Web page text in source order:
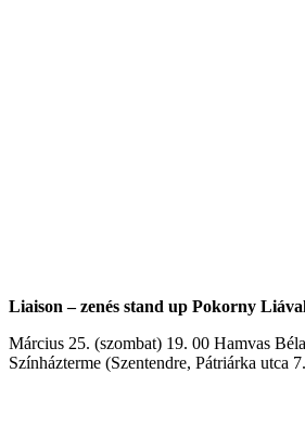
Liaison – zenés stand up Pokorny
Március 25. (szombat) 19. 00 Hamvas
Színházterme (Szentendre, Pátriárka utca